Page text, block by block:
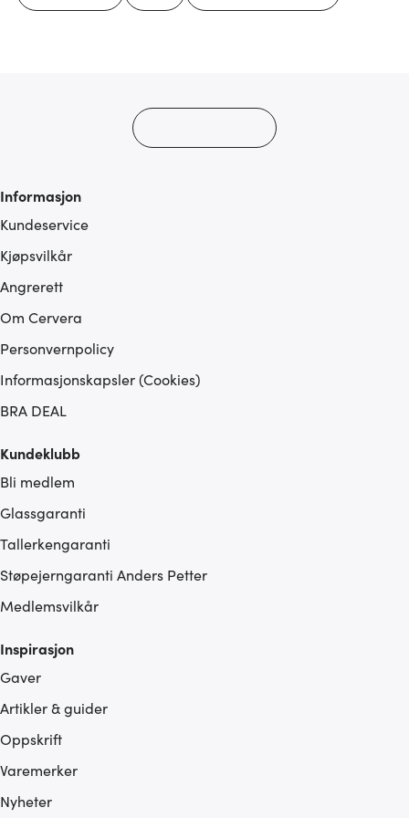
Informasjon
Kundeservice
Kjøpsvilkår
Angrerett
Om Cervera
Personvernpolicy
Informasjonskapsler (Cookies)
BRA DEAL
Kundeklubb
Bli medlem
Glassgaranti
Tallerkengaranti
Støpejerngaranti Anders Petter
Medlemsvilkår
Inspirasjon
Gaver
Artikler & guider
Oppskrift
Varemerker
Nyheter